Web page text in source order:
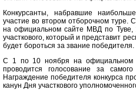
Конкурсанты, набравшие
участие во втором отборочном туре.
на официальном сайте МВД по Туве,
участкового, который и представит
будет бороться за звание победителя.
С 1 по 10 ноября на официальном
проводится голосование за
Награждение победителя конкурса
канун Дня участкового